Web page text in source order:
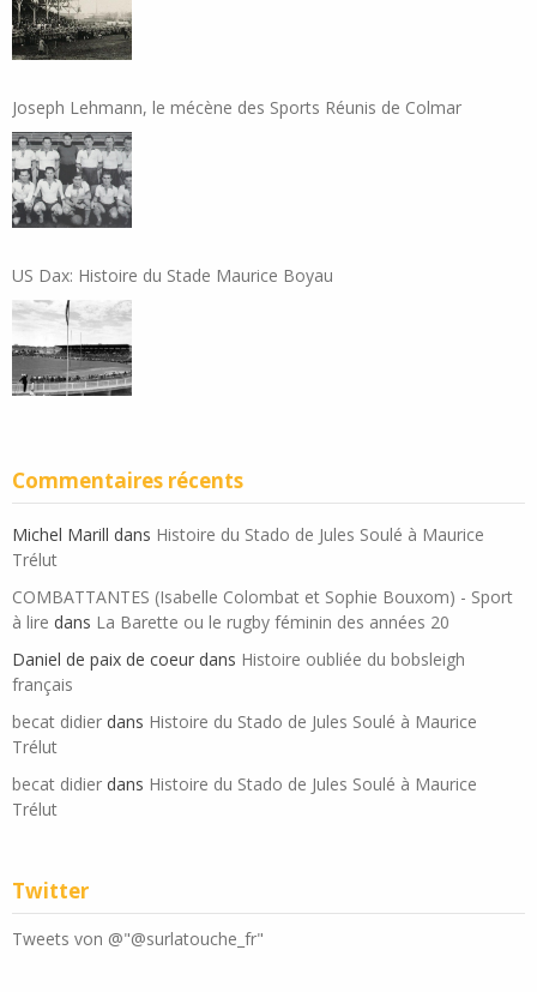
Joseph Lehmann, le mécène des Sports Réunis de Colmar
US Dax: Histoire du Stade Maurice Boyau
Commentaires récents
Michel Marill dans Histoire du Stado de Jules Soulé à Maurice
Trélut
COMBATTANTES (Isabelle Colombat et Sophie Bouxom) - Sport
à lire dans La Barette ou le rugby féminin des années 20
Daniel de paix de coeur dans Histoire oubliée du bobsleigh
français
becat didier dans Histoire du Stado de Jules Soulé à Maurice
Trélut
becat didier dans Histoire du Stado de Jules Soulé à Maurice
Trélut
Twitter
Tweets von @"@surlatouche_fr"